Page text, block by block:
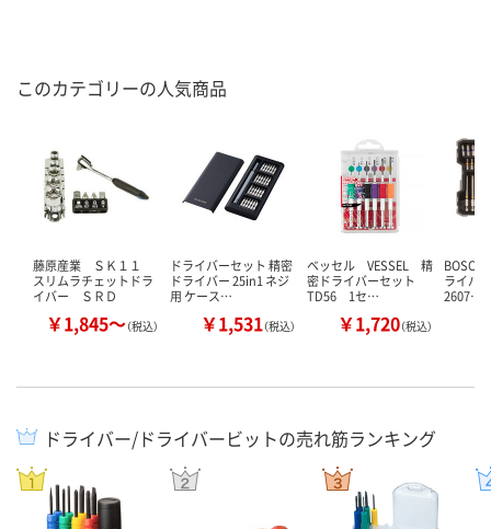
このカテゴリーの人気商品
藤原産業 ＳＫ１１
スリムラチェットドラ
イバー ＳＲＤ
￥1,845～（税込）
ドライバーセット 精密
ドライバー 25in1 ネジ
用 ケース…
￥1,531（税込）
ベッセル VESSEL 精
密ドライバーセット
TD56 1セ…
￥1,720（税込）
BOSCH
ライバ
2607…
ドライバー/ドライバービットの売れ筋ランキング